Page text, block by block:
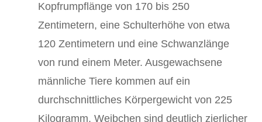
Kopfrumpflänge von 170 bis 250
Zentimetern, eine Schulterhöhe von etwa
120 Zentimetern und eine Schwanzlänge
von rund einem Meter. Ausgewachsene
männliche Tiere kommen auf ein
durchschnittliches Körpergewicht von 225
Kilogramm. Weibchen sind deutlich zierlicher